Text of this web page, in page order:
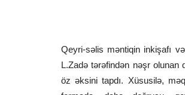
Qeyri-səlis məntiqin inkişafı
L.Zadə tərəfindən nəşr olunan
öz əksini tapdı. Xüsusilə,